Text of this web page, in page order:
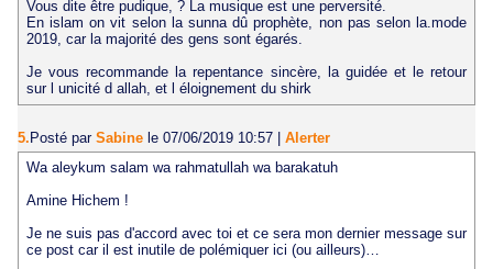
Vous dite être pudique, ? La musique est une perversité.
En islam on vit selon la sunna dû prophète, non pas selon la.mode
2019, car la majorité des gens sont égarés.
Je vous recommande la repentance sincère, la guidée et le retour
sur l unicité d allah, et l éloignement du shirk
5.Posté par Sabine le 07/06/2019 10:57 | Alerter
Wa aleykum salam wa rahmatullah wa barakatuh
Amine Hichem !
Je ne suis pas d'accord avec toi et ce sera mon dernier message sur
ce post car il est inutile de polémiquer ici (ou ailleurs)…